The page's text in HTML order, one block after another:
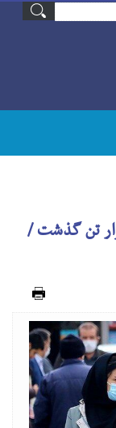
کرونا در ایران از مرز ۲۱ هزار تن گذشت /